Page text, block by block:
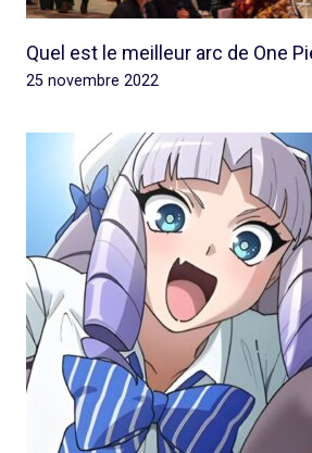
Quel est le meilleur arc de One
25 novembre 2022